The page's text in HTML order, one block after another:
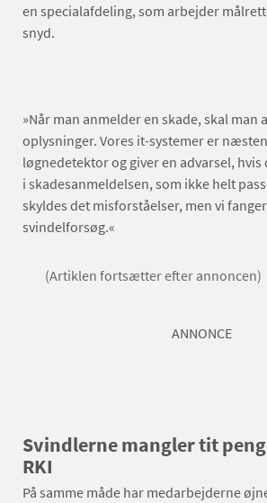
en specialafdeling, som arbejder
snyd.
»Når man anmelder en skade, skal man
oplysninger. Vores it-systemer er
løgnedetektor og giver en advarsel,
i skadesanmeldelsen, som ikke helt
skyldes det misforståelser, men vi
svindelforsøg.«
(Artiklen fortsætter efter annoncen)
ANNONCE
Svindlerne mangler tit
RKI
På samme måde har medarbejderne